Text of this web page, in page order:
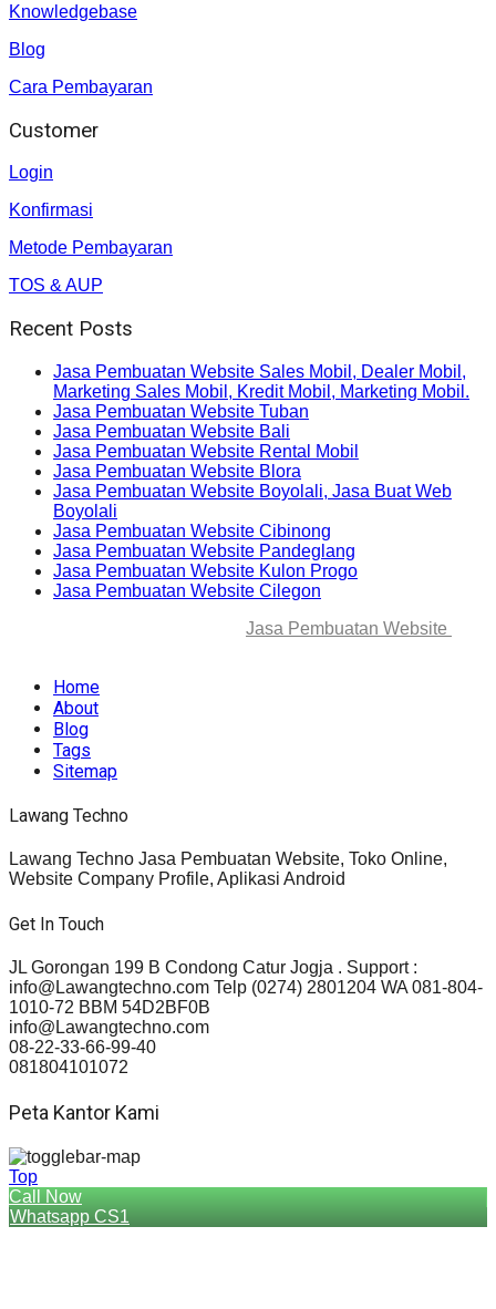
Knowledgebase
Blog
Cara Pembayaran
Customer
Login
Konfirmasi
Metode Pembayaran
TOS & AUP
Recent Posts
Jasa Pembuatan Website Sales Mobil, Dealer Mobil,
Marketing Sales Mobil, Kredit Mobil, Marketing Mobil.
Jasa Pembuatan Website Tuban
Jasa Pembuatan Website Bali
Jasa Pembuatan Website Rental Mobil
Jasa Pembuatan Website Blora
Jasa Pembuatan Website Boyolali, Jasa Buat Web
Boyolali
Jasa Pembuatan Website Cibinong
Jasa Pembuatan Website Pandeglang
Jasa Pembuatan Website Kulon Progo
Jasa Pembuatan Website Cilegon
Jasa Pembuatan Website
Home
About
Blog
Tags
Sitemap
Lawang Techno
Lawang Techno Jasa Pembuatan Website, Toko Online,
Website Company Profile, Aplikasi Android
Get In Touch
JL Gorongan 199 B Condong Catur Jogja . Support :
info@Lawangtechno.com Telp (0274) 2801204 WA 081-804-
1010-72 BBM 54D2BF0B
info@Lawangtechno.com
08-22-33-66-99-40
081804101072
Peta Kantor Kami
Top
Call Now
Whatsapp CS1